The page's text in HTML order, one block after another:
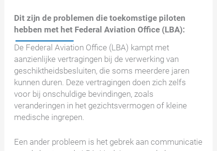
Dit zijn de problemen die toekomstige piloten
hebben met het Federal Aviation Office (LBA):
De Federal Aviation Office (LBA) kampt met
aanzienlijke vertragingen bij de verwerking van
geschiktheidsbesluiten, die soms meerdere jaren
kunnen duren. Deze vertragingen doen zich zelfs
voor bij onschuldige bevindingen, zoals
veranderingen in het gezichtsvermogen of kleine
medische ingrepen.
Een ander probleem is het gebrek aan communicatie